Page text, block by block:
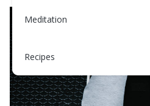
Meditation
Recipes